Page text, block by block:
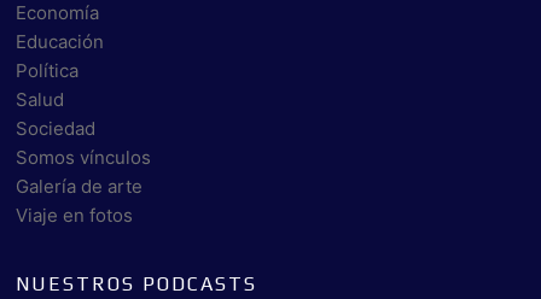
Economía
Educación
Política
Salud
Sociedad
Somos vínculos
Galería de arte
Viaje en fotos
NUESTROS PODCASTS